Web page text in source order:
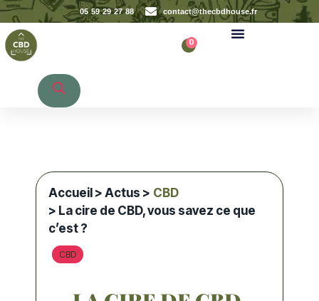
05 59 29 27 88 contact@thecbdhouse.fr
0
Accueil >Actus > CBD
> La cire de CBD, vous savez ce que
c’est ?
CBD